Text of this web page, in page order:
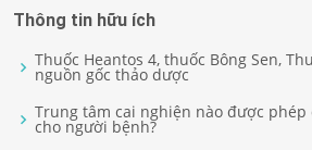
Thông tin hữu ích
Thuốc Heantos 4, thuốc Bông Sen,
nguồn gốc thảo dược
Trung tâm cai nghiện nào được
cho người bệnh?